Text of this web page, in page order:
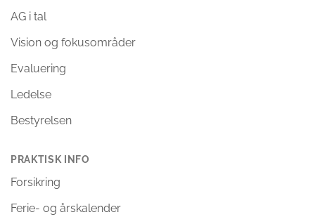
AG i tal
Vision og fokusområder
Evaluering
Ledelse
Bestyrelsen
PRAKTISK INFO
Forsikring
Ferie- og årskalender